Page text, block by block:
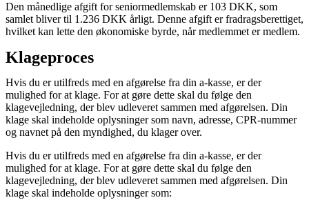
Den månedlige afgift for seniormedlemskab er 103 DKK, som
samlet bliver til 1.236 DKK årligt. Denne afgift er fradragsberettiget,
hvilket kan lette den økonomiske byrde, når medlemmet er medlem.
Klageproces
Hvis du er utilfreds med en afgørelse fra din a-kasse, er der
mulighed for at klage. For at gøre dette skal du følge den
klagevejledning, der blev udleveret sammen med afgørelsen. Din
klage skal indeholde oplysninger som navn, adresse, CPR-nummer
og navnet på den myndighed, du klager over.
Hvis du er utilfreds med en afgørelse fra din a-kasse, er der
mulighed for at klage. For at gøre dette skal du følge den
klagevejledning, der blev udleveret sammen med afgørelsen. Din
klage skal indeholde oplysninger som: